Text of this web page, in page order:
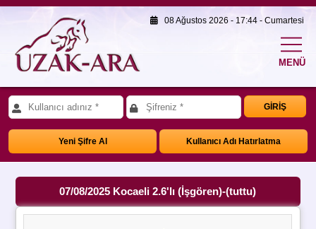
08 Ağustos 2026 - 17:44 - Cumartesi
MENÜ
GİRİŞ
Yeni Şifre Al Kullanıcı Adı Hatırlatma
07/08/2025 Kocaeli 2.6'lı (İşgören)-(tuttu)